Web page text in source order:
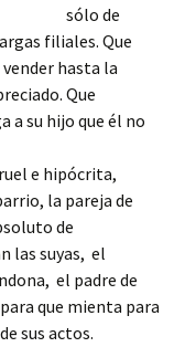
sólo de
filiales. Que
vender hasta la
Que
a su hijo que él no
e hipócrita,
la pareja de
de
las suyas, el
el padre de
que mienta para
sus actos.